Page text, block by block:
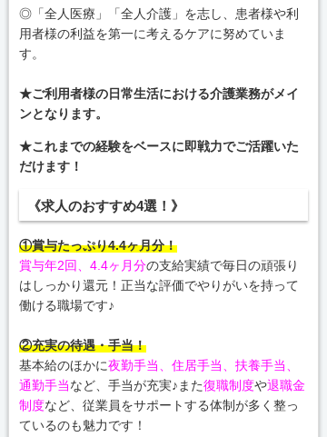
◎「全人医療」「全人介護」を志し、患者様や利
用者様の利益を第一に考えるケアに努めていま
す。
★ご利用者様の日常生活における介護業務がメイ
ンとなります。
★これまでの経験をベースに即戦力でご活躍いた
だけます！
《求人のおすすめ4選！》
①賞与たっぷり4.4ヶ月分！
賞与年2回、4.4ヶ月分の支給実績で毎日の頑張り
はしっかり還元！正当な評価でやりがいを持って
働ける職場です♪
②充実の待遇・手当！
基本給のほかに夜勤手当、住居手当、扶養手当、
通勤手当など、手当が充実♪また復職制度や退職金
制度など、従業員をサポートする体制が多く整っ
ているのも魅力です！